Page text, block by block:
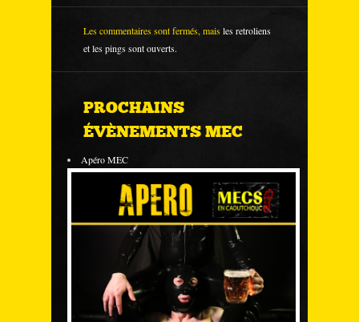
Les commentaires sont fermés, maisles retroliens
et les pings sont ouverts.
PROCHAINS
ÉVÈNEMENTS MEC
Apéro MEC